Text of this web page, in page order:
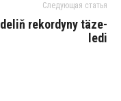
Следующая статья
re­kor­dy­ny tä­ze­
le­di